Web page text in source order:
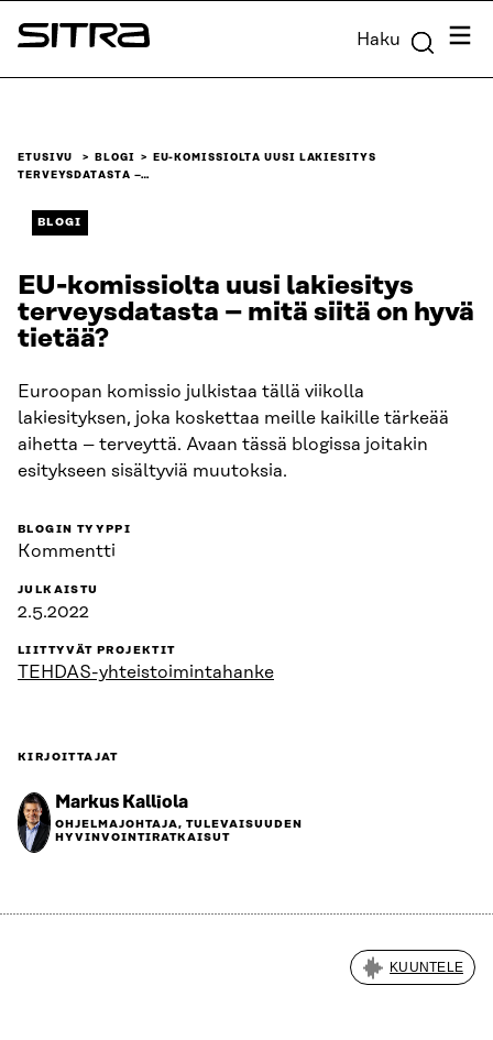
Siirry
suoraan
Sitra Haku
ETUSIVU BLOGI
EU-KOMISSIOLTA UUSI LAKIESITYS
TERVEYSDATASTA –…
BLOGI
EU-komissiolta uusi lakiesitys
terveysdatasta – mitä siitä on hyvä
tietää?
Euroopan komissio julkistaa tällä viikolla
lakiesityksen, joka koskettaa meille kaikille tärkeää
aihetta – terveyttä. Avaan tässä blogissa joitakin
esitykseen sisältyviä muutoksia.
BLOGIN TYYPPI
Kommentti
JULKAISTU
2.5.2022
LIITTYVÄT PROJEKTIT
TEHDAS-yhteistoimintahanke
KIRJOITTAJAT
Markus Kalliola
OHJELMAJOHTAJA, TULEVAISUUDEN
HYVINVOINTIRATKAISUT
KUUNTELE